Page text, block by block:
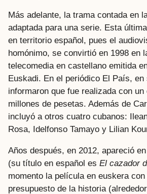
Más adelante, la trama contada en
adaptada para una serie. Esta
en territorio español, pues el
homónimo, se convirtió en 1998 en
telecomedia en castellano emitida
Euskadi. En el periódico El País, en
informaron que fue realizada con un
millones de pesetas. Además de
incluyó a otros cuatro cubanos:
Rosa, Idelfonso Tamayo y Lilian
Años después, en 2012, apareció en
(su título en español es El cazador
momento la película en euskera
presupuesto de la historia